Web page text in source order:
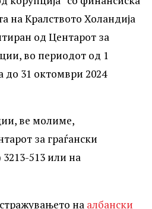
на Кралството Холандија
од Центарот за
во периодот од 1
до 31 октомври 2024
ве молиме,
за граѓански
513 или на
на албански